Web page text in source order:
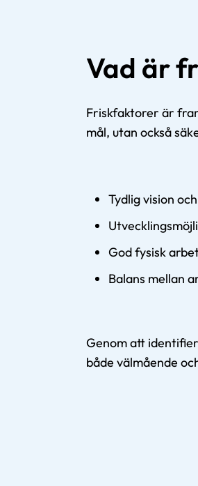
Vad är
Friskfaktorer är
mål, utan också
Tydlig vision
God fysisk
Balans mellan
Genom att
både välmående